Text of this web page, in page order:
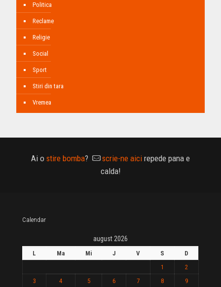
Politica
Reclame
Religie
Social
Sport
Stiri din tara
Vremea
Ai o stire bomba? scrie-ne aici repede pana e
calda!
Calendar
august 2026
L Ma Mi J V S
D
1
2
3
4 5 6 7 8
9